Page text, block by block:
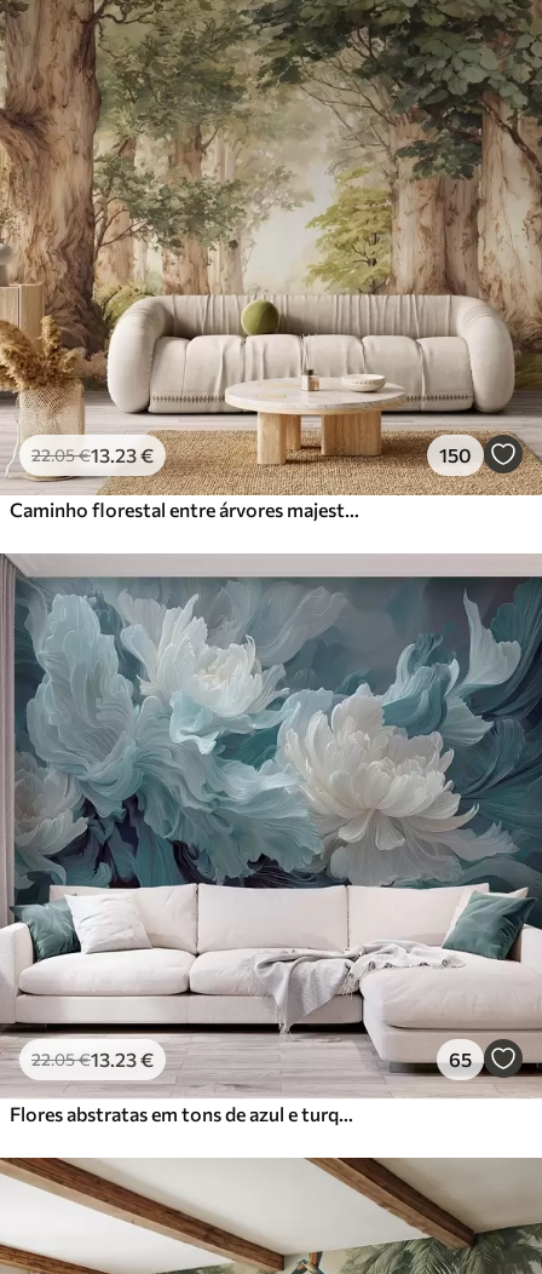
22.05€13 .23€ 150
22.05€13 .23€ 65